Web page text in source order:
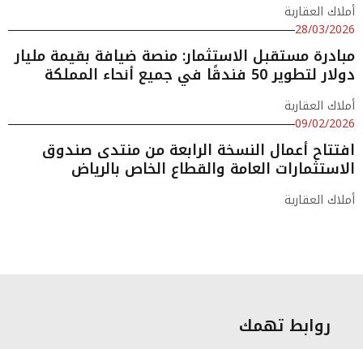
أملاك العقارية
28/03/2026
مبادرة مستقبل الاستثمار: منصة ضيافة بقيمة مليار
دولار لتطوير 50 فندقًا في جميع أنحاء المملكة
أملاك العقارية
09/02/2026
افتتاح أعمال النسخة الرابعة من منتدى صندوق
الاستثمارات العامة والقطاع الخاص بالرياض
أملاك العقارية
روابط تهمك